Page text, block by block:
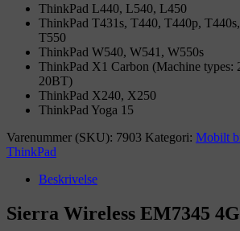
ThinkPad L440, L540, L450
ThinkPad T431s, T440, T440p,
T550
ThinkPad W540, W541, W550s
ThinkPad X1 Carbon (Machine types:
20BT)
ThinkPad X240, X250
ThinkPad Yoga 15
Varenummer (SKU): 7903 Kategori: Mobilt
ThinkPad
Beskrivelse
Sierra Wireless EM7345